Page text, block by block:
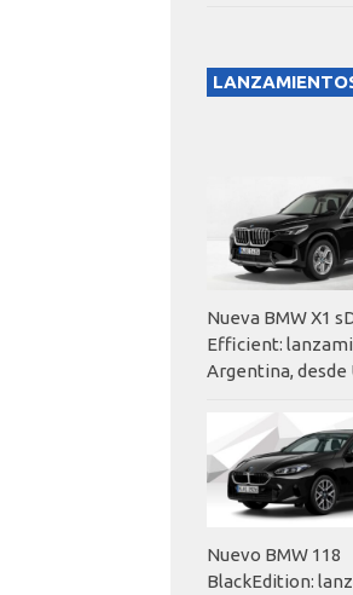
Nueva BMW X1
Efficient:
Argentina, desde
Nuevo BMW 118
BlackEdition: